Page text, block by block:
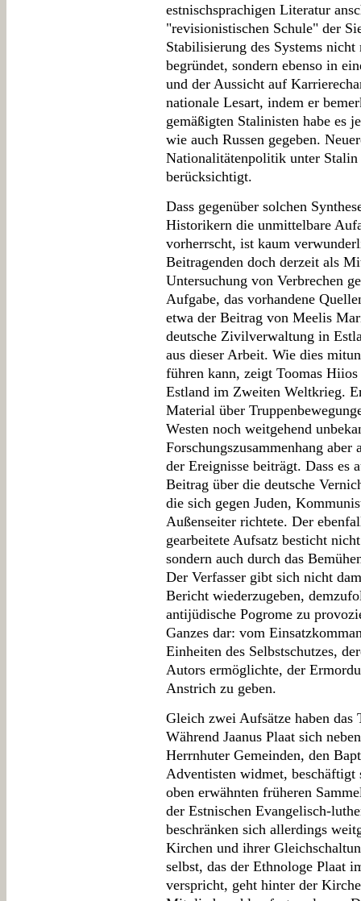
estnischsprachigen Literatur
"revisionistischen Schule" der
Stabilisierung des Systems
begründet, sondern ebenso in
und der Aussicht auf
nationale Lesart, indem er
gemäßigten Stalinisten habe es
wie auch Russen gegeben.
Nationalitätenpolitik unter Stalin
berücksichtigt.
Dass gegenüber solchen
Historikern die unmittelbare
vorherrscht, ist kaum
Beitragenden doch derzeit als
Untersuchung von Verbrechen
Aufgabe, das vorhandene
etwa der Beitrag von Meelis
deutsche Zivilverwaltung in
aus dieser Arbeit. Wie dies
führen kann, zeigt Toomas
Estland im Zweiten Weltkrieg.
Material über
Westen noch weitgehend
Forschungszusammenhang
der Ereignisse beiträgt. Dass es
Beitrag über die deutsche
die sich gegen Juden,
Außenseiter richtete. Der
gearbeitete Aufsatz besticht
sondern auch durch das
Der Verfasser gibt sich nicht
Bericht wiederzugeben,
antijüdische Pogrome zu
Ganzes dar: vom
Einheiten des Selbstschutzes,
Autors ermöglichte, der
Anstrich zu geben.
Gleich zwei Aufsätze haben das
Während Jaanus Plaat sich
Herrnhuter Gemeinden, den
Adventisten widmet,
oben erwähnten früheren
der Estnischen Evangelisch-
beschränken sich allerdings
Kirchen und ihrer
selbst, das der Ethnologe Plaat
verspricht, geht hinter der